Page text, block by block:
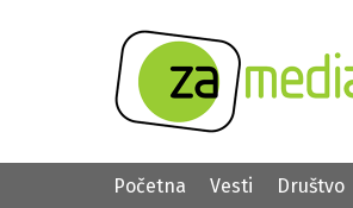
Početna Vesti Društvo